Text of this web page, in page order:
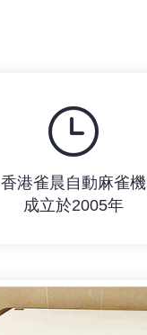
香港雀晨自動麻雀機
成立於2005年